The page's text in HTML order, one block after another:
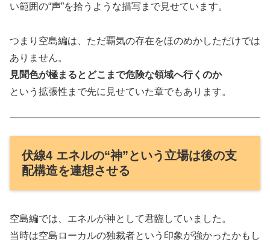
い範囲の“声”を拾うような描写まで見せています。
つまり空島編は、ただ覇気の存在をほのめかしただけでは
ありません。
見聞色が極まるとどこまで危険な領域へ行くのか
という拡張性まで先に見せていた章でもあります。
伏線4 エネルの“神”という立場は後の支
配構造を連想させる
空島編では、エネルが神として君臨していました。
当時は空島ローカルの独裁者という印象が強かったかもし